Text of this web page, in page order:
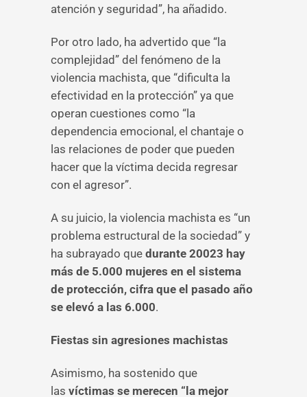
atención y seguridad”, ha añadido.
Por otro lado, ha advertido que “la
complejidad” del fenómeno de la
violencia machista, que “dificulta la
efectividad en la protección” ya que
operan cuestiones como “la
dependencia emocional, el chantaje o
las relaciones de poder que pueden
hacer que la víctima decida regresar
con el agresor”.
A su juicio, la violencia machista es “un
problema estructural de la sociedad” y
ha subrayado que durante 20023 hay
más de 5.000 mujeres en el sistema
de protección, cifra que el pasado año
se elevó a las 6.000.
Fiestas sin agresiones machistas
Asimismo, ha sostenido que
las víctimas se merecen “la mejor